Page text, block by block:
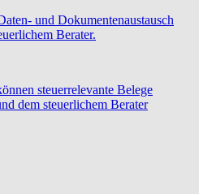
und Dokumentenaustausch
Berater.
steuerrelevante Belege
dem steuerlichem Berater